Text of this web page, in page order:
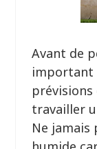
Avant de
important
travailler
Ne jamais